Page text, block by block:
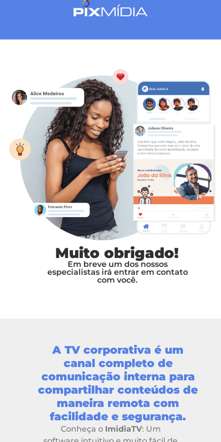
Muito obrigado!
Em breve um dos nossos
especialistas irá entrar em contato
com você.
A TV corporativa é um
canal completo de
comunicação interna para
compartilhar conteúdos de
maneira remota com
facilidade e segurança.
Conheça o ImidiaTV: Um